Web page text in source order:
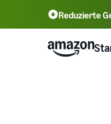
Reduzierte
中文 - CN